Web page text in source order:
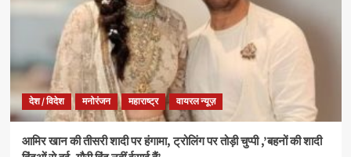
देश / विदेश मनोरंजन महाराष्ट्र वायरल न्यूज़
आमिर खान की तीसरी शादी पर हंगामा, ट्रोलिंग पर तोड़ी चुप्पी ,’बहनों की शादी